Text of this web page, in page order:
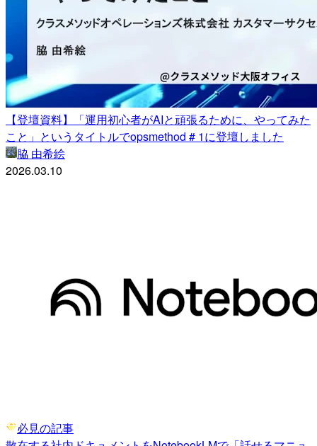
【登壇資料】「運用初心者がAIと頑張るために、やってみた
こと」というタイトルでopsmethod # 1に登壇しました
脇 由希絵
2026.03.10
必見の記事